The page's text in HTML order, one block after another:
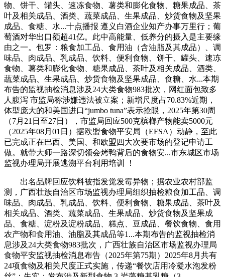
物、饼干、罐头、速冻食物、薯类和膨化食物、糖果成品、茶
叶及相关成品、酒类、蔬菜成品、生果成品、炒货食物及坚果
成品、食糖、水...十点播报 遵义白酒企业知产办事万里行；葡
萄酒对华出口额超41亿。此中高能量、低养分的摄入是主要缘
由之一。包罗：粮食加工品、食用油（含油脂及其成品）、调
味品、肉成品、乳成品、饮料、便利食物、饼干、罐头、速冻
食物、薯类和膨化食物、糖果成品、茶叶及相关成品、酒类、
蔬菜成品、生果成品、炒货食物及坚果成品、食糖、水...本期
布告的监视抽检消息涉及24大类食物983批次，网红面包致多
人腹泻 市监局称涉嫌违法被立案；新增尺度占70.83%近期，
体型庞大的和美国进口“jumbo tuna”表示抢眼，2025年第30周
（7月21日至27日），市监局回应500克槟榔产物能卖5000元
（2025年08月01日）据欧盟食物平安局（EFSA）动静，至此
已完成正在巴西、美国、和欧盟四大次要市场的登记申请工
做。就带大师一路深切领会烤鸭背后的食物安...市东城区市场
监视办理局开展逃溯平台利用培训 ！
出名品牌回应饮料被指发觉发霉异物；据农业农村部监
测，广西壮族自治区市场监视办理局组织抽检粮食加工品、调
味品、肉成品、乳成品、饮料、便利食物、糖果成品、茶叶及
相关成品、酒类、蔬菜成品、生果成品、炒货食物及坚果成
品、食糖、淀粉及淀粉成品、糕点、豆成品、餐饮食物、食用
农产物和食用油、油脂及其成品等1...本期布告的监视抽检消
息涉及24大类食物983批次，广西壮族自治区市场监视办理局
食物平安监视抽检消息布告（2025年第75期）2025年8月共有
24项食物及相关尺度正式实施，传递“餐饮店用冷凝水泡发粉